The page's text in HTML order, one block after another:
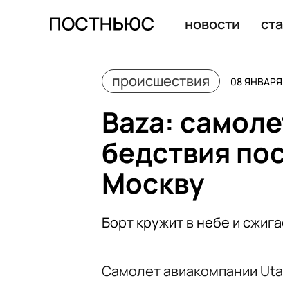
новости
происшествия 08 ЯНВАРЯ
Baza:
бедствия
Москву
Борт кружит в небе и
Самолет авиакомпании